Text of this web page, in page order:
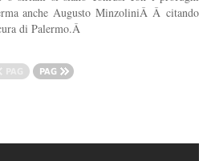
anche Augusto MinzoliniÂ Â citando
di Palermo.Â